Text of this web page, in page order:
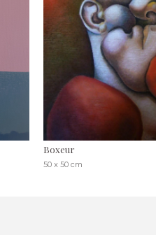
Boxeur
50 x 50 cm